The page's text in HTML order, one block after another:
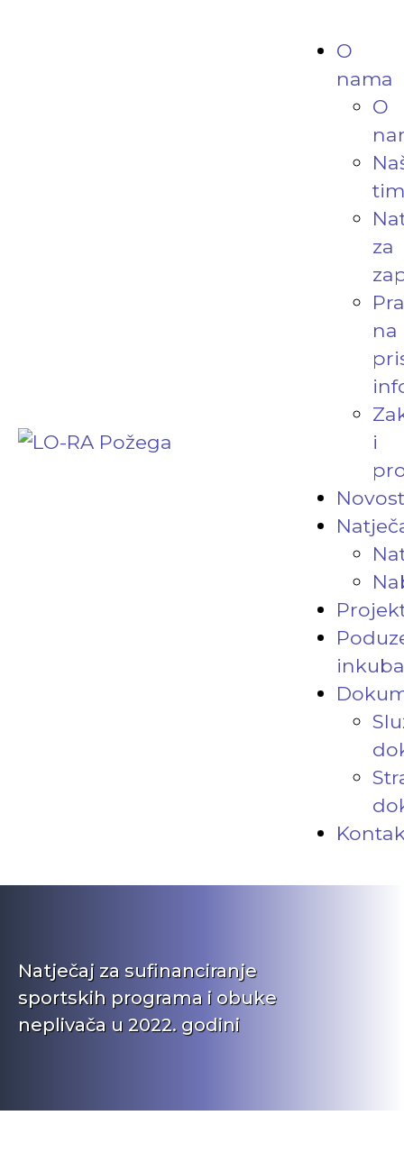
O
nama
O
tim
za
na
i
Natječaj za sufinanciranje
sportskih programa i obuke
neplivača u 2022. godini